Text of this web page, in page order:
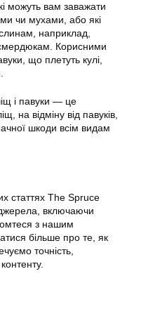
можуть вам заважати
чи мухами, або які
наприклад,
Корисними
що плетуть кулі,
і павуки — це
на відміну від павуків,
шкоди всім видам
статтях The Spruce
джерела, включаючи
з нашим
більше про те, як
точність,